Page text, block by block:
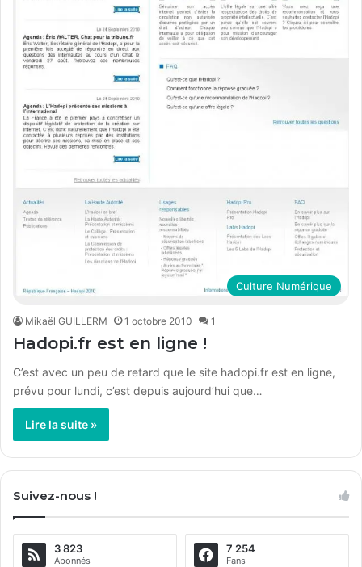
Culture Numérique
Mikaël GUILLERM 1 octobre 2010 1
Hadopi.fr est en ligne !
C’est avec un peu de retard que le site hadopi.fr est en ligne,
prévu pour lundi, c’est depuis aujourd’hui que…
Lire la suite »
Suivez-nous !
3 823
Abonnés
7 254
Fans